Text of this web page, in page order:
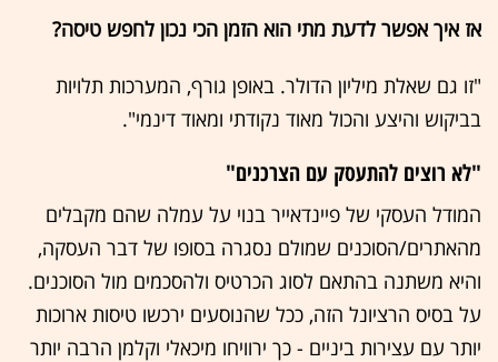
אז איך אפשר לדעת מתי הוא הזמן הכי נכון לחפש טיסה?
"זו גם שאלת מיליון הדולר. באופן גורף, המערכות תלויות
בביקוש והיצע והכול מאוד נקודתי ומאוד דינמי".
"לא רוצים להתעסק עם הצרכנים"
המודל העסקי של פיינדאייר בנוי על עמלה שהם מקבלים
מהאתרים/הסוכנים שמולם נסגרה בסופו של דבר העסקה,
והיא משתנה בהתאם לסוג הכרטיס ולהסכמים מול הסוכנים.
על בסיס הרציונל הזה, ככל שהנוסעים ירכשו טיסות ארוכות
יותר עם עצירות ביניים - כך ירוויחו מיכאלי וקלמן הרבה יותר